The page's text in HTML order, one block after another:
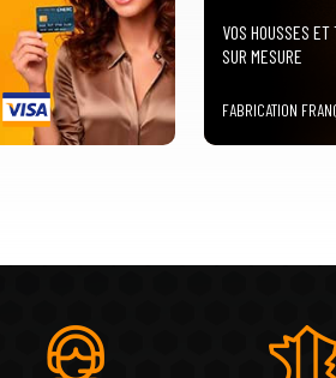
VOS HOUSSES ET
SUR MESURE
FABRICATION